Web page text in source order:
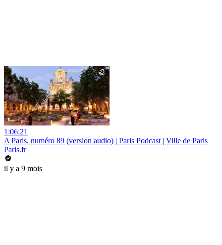
1:06:21
A Paris, numéro 89 (version audio) | Paris Podcast | Ville de Paris
Paris.fr
il y a 9 mois